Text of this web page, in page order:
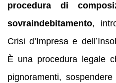
procedura di
sovraindebitamento,
Crisi d’Impresa e
È una procedura legale
pignoramenti,